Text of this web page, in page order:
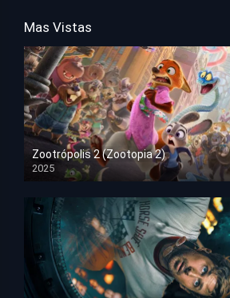
Mas Vistas
Zootrópolis 2 (Zootopia 2)
2025
HD 1080p